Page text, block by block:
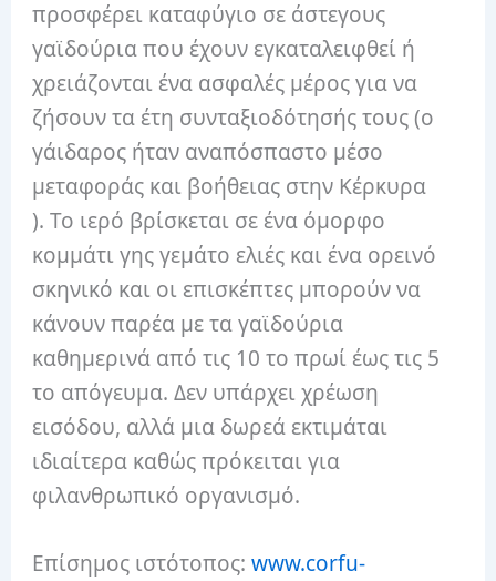
προσφέρει καταφύγιο σε άστεγους
γαϊδούρια που έχουν εγκαταλειφθεί ή
χρειάζονται ένα ασφαλές μέρος για να
ζήσουν τα έτη συνταξιοδότησής τους (ο
γάιδαρος ήταν αναπόσπαστο μέσο
μεταφοράς και βοήθειας στην Κέρκυρα
). Το ιερό βρίσκεται σε ένα όμορφο
κομμάτι γης γεμάτο ελιές και ένα ορεινό
σκηνικό και οι επισκέπτες μπορούν να
κάνουν παρέα με τα γαϊδούρια
καθημερινά από τις 10 το πρωί έως τις 5
το απόγευμα. Δεν υπάρχει χρέωση
εισόδου, αλλά μια δωρεά εκτιμάται
ιδιαίτερα καθώς πρόκειται για
φιλανθρωπικό οργανισμό.
Επίσημος ιστότοπος:www.corfu-